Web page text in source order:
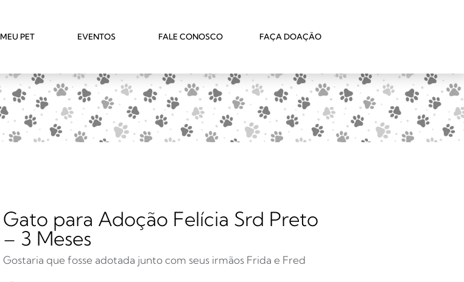
MEU PET EVENTOS FALE CONOSCO FAÇA DOAÇÃO
Gato para Adoção Felícia Srd Preto
– 3 Meses
Gostaria que fosse adotada junto com seus irmãos Frida e Fred